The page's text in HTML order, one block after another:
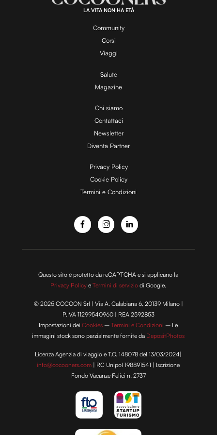
y
V
i
d
e
o
0
.
0
LA VITA NON HA ETÀ
Community
Corsi
Viaggi
Salute
Magazine
Chi siamo
Contattaci
Newsletter
Diventa Partner
Privacy Policy
Cookie Policy
Termini e Condizioni
Questo sito è protetto da reCAPTCHA e si applicano la
Privacy Policy eTermini di servizio di Google.
© 2025 COCOON Srl | Via A. Calabiana 6, 20139 Milano |
P.IVA 11299540960 | REA 2592853
Impostazioni deiCookies –Termini e Condizioni – Le
immagini stock sono parzialmente fornite da DepositPhotos
Licenza Agenzia di viaggio e T.O. 148078 del 13/03/2024|
info@cocooners.com | RC Unipol 198891541 | Iscrizione
Fondo Vacanze Felici n. 2737